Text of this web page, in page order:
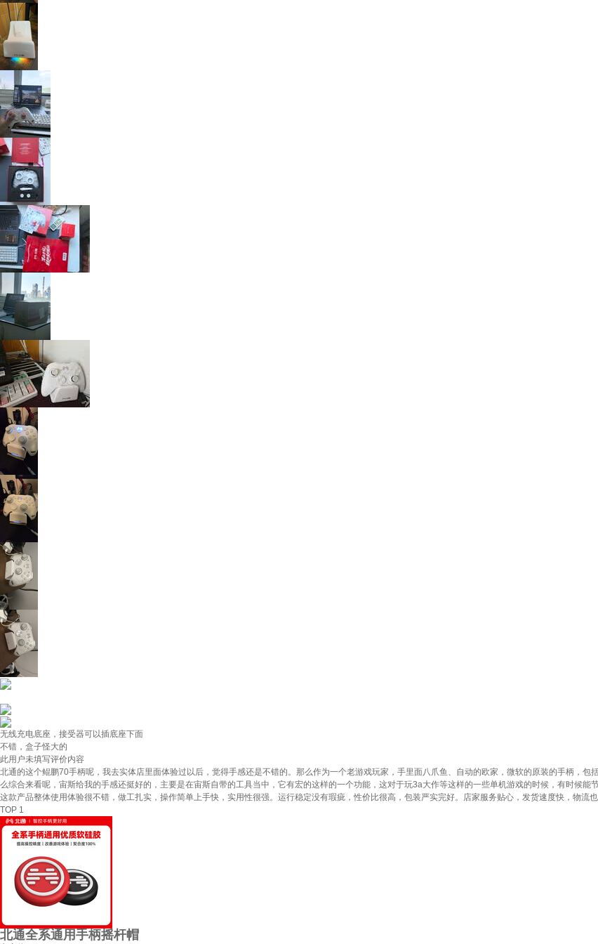
无线充电底座，接受器可以插底座下面
不错，盒子怪大的
此用户未填写评价内容
北通的这个鲲鹏70手柄呢，我去实体店里面体验过以后，觉得手感还是不错的。那么作为一个老游戏玩家，手里面八爪鱼、自动的欧家，微软的原装的手柄，
么综合来看呢，宙斯给我的手感还挺好的，主要是在宙斯自带的工具当中，它有宏的这样的一个功能，这对于玩3a大作等这样的一些单机游戏的时候，有时候能
这款产品整体使用体验很不错，做工扎实，操作简单上手快，实用性很强。运行稳定没有瑕疵，性价比很高，包装严实完好。店家服务贴心，发货速度快，物流
TOP 1
北通全系通用手柄摇杆帽